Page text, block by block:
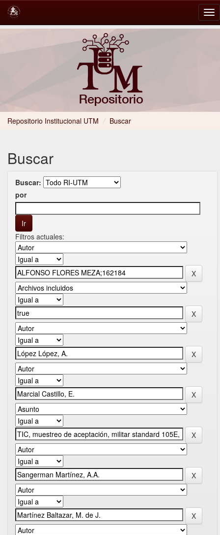
Repositorio Institucional UTM / Buscar
Buscar
Buscar:
por
Filtros actuales: